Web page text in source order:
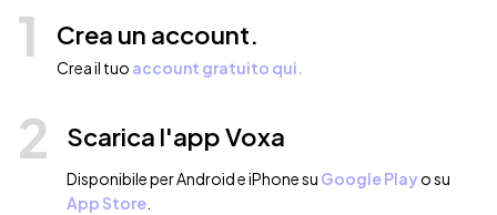
1 Crea un account.
Crea il tuo account gratuito qui.
2 Scarica l'app Voxa
Disponibile per Android e iPhone su Google Playo su
App Store